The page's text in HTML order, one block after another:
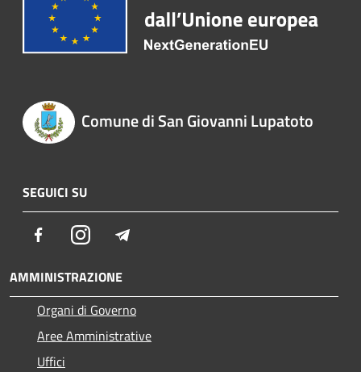
Comune di San Giovanni Lupatoto
SEGUICI SU
FacebookInstagram
AMMINISTRAZIONE
Organi di Governo
Aree Amministrative
Uffici